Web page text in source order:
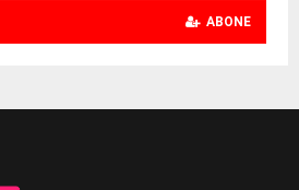
ABONE